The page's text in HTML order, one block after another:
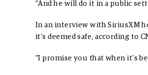
“And he will do it in a public
In an interview with SiriusXM
it’s deemed safe, according to
“I promise you that when it’s